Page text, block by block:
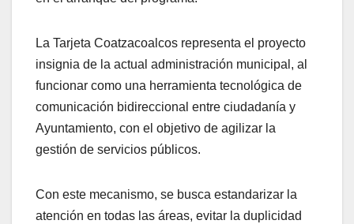
La Tarjeta Coatzacoalcos representa el proyecto
insignia de la actual administración municipal, al
funcionar como una herramienta tecnológica de
comunicación bidireccional entre ciudadanía y
Ayuntamiento, con el objetivo de agilizar la
gestión de servicios públicos.
Con este mecanismo, se busca estandarizar la
atención en todas las áreas, evitar la duplicidad